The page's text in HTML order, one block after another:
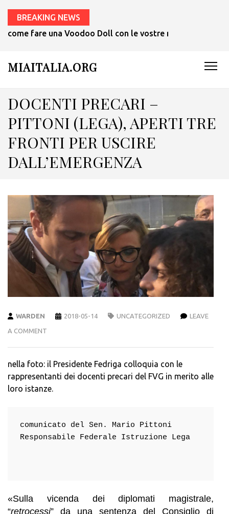
BREAKING NEWS
come fare una Voodoo Doll con le vostre mani in 1 ora.
MIAITALIA.ORG
DOCENTI PRECARI –
PITTONI (LEGA), APERTI TRE
FRONTI PER USCIRE
DALL’EMERGENZA
WARDEN 2018-05-14 UNCATEGORIZED LEAVE
A COMMENT
nella foto: il Presidente Fedriga colloquia con le
rappresentanti dei docenti precari del FVG in merito alle
loro istanze.
comunicato del Sen. Mario Pittoni
Responsabile Federale Istruzione Lega
«Sulla vicenda dei diplomati magistrale,
“retrocessi” da una sentenza del Consiglio di